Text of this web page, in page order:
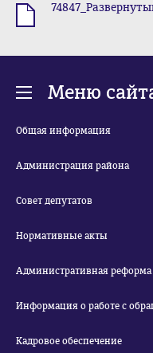
Меню
Общая информация
Администрация района
Совет депутатов
Нормативные акты
Административная реформа
Информация о работе с
Кадровое обеспечение